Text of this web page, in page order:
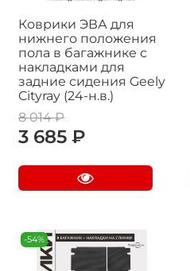
Коврики ЭВА для
нижнего положения
пола в багажнике с
накладками для
задние сидения Geely
Cityray (24-н.в.)
8 014 ₽
3 685 ₽
-54%